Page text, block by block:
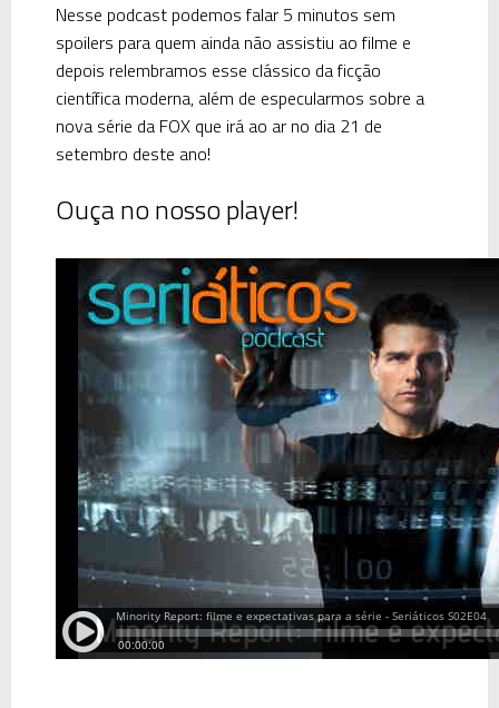
Nesse podcast podemos falar 5 minutos sem
spoilers para quem ainda não assistiu ao filme e
depois relembramos esse clássico da ficção
científica moderna, além de especularmos sobre a
nova série da FOX que irá ao ar no dia 21 de
setembro deste ano!
Ouça no nosso player!